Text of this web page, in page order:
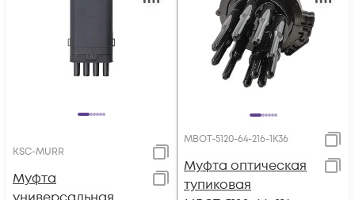
KSC-MURR
Муфта
МВОТ-5120-64-216-1К36
Муфта оптическая
тупиковая